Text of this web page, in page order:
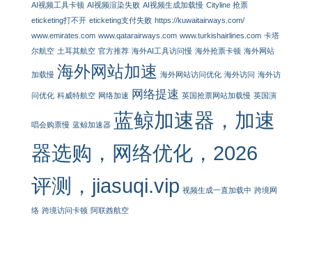
AI视频工具卡顿 AI视频渲染失败 AI视频生成加载慢 Cityline 抢票
eticketing打不开 eticketing支付失败 https://kuwaitairways.com/
www.emirates.com www.qatarairways.com www.turkishairlines.com 卡塔
尔航空 土耳其航空 官方推荐 海外AI工具访问慢 海外抢票卡顿 海外网站
加载慢 海外网站加速 海外网站访问优化 海外访问 海外访
问优化 科威特航空 网络加速 网络提速 英国抢票网站加载慢 英国演
唱会购票慢 蓝鲸加速器 蓝鲸加速器，加速
器选购，网络优化，2026
评测，jiasuqi.vip 视频生成一直加载中 跨境网
络 跨境访问卡顿 阿联酋航空